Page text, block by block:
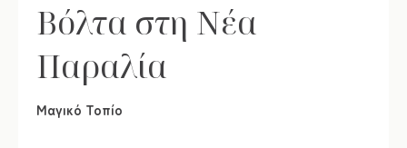
Βόλτα στη Νέα
Παραλία
Μαγικό Τοπίο